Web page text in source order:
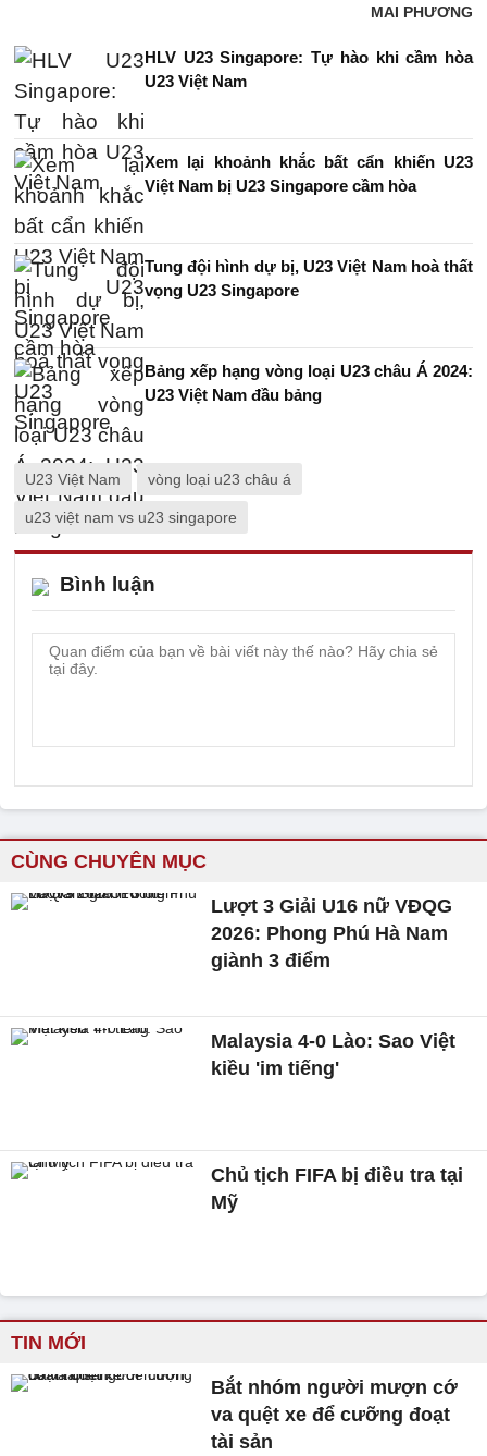
MAI PHƯƠNG
HLV U23 Singapore: Tự hào khi cầm hòa
U23 Việt Nam
Xem lại khoảnh khắc bất cẩn khiến U23
Việt Nam bị U23 Singapore cầm hòa
Tung đội hình dự bị, U23 Việt Nam hoà thất
vọng U23 Singapore
Bảng xếp hạng vòng loại U23 châu Á 2024:
U23 Việt Nam đầu bảng
U23 Việt Nam vòng loại u23 châu á
u23 việt nam vs u23 singapore
Bình luận
CÙNG CHUYÊN MỤC
Lượt 3 Giải U16 nữ VĐQG
2026: Phong Phú Hà Nam
giành 3 điểm
Malaysia 4-0 Lào: Sao Việt
kiều 'im tiếng'
Chủ tịch FIFA bị điều tra tại
Mỹ
TIN MỚI
Bắt nhóm người mượn cớ
va quệt xe để cưỡng đoạt
tài sản